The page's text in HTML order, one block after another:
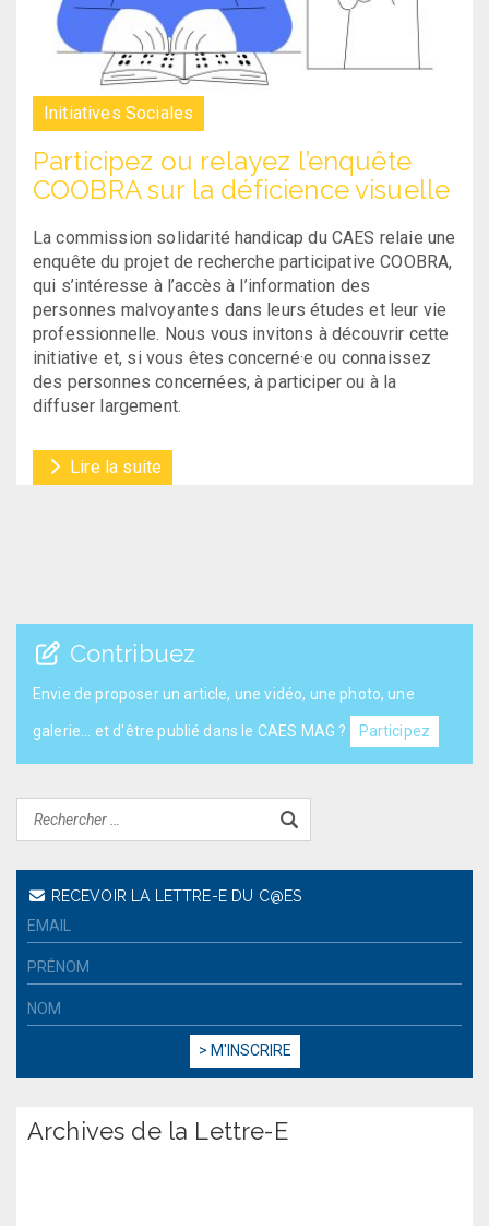
Initiatives Sociales
Participez ou relayez l’enquête
COOBRA sur la déficience visuelle
La commission solidarité handicap du CAES relaie une
enquête du projet de recherche participative COOBRA,
qui s’intéresse à l’accès à l’information des
personnes malvoyantes dans leurs études et leur vie
professionnelle. Nous vous invitons à découvrir cette
initiative et, si vous êtes concerné·e ou connaissez
des personnes concernées, à participer ou à la
diffuser largement.
Lire la suite
Contribuez
Envie de proposer un article, une vidéo, une photo, une
galerie... et d'être publié dans le CAES MAG ? Participez
RECEVOIR LA LETTRE-E DU C@ES
Archives de la Lettre-E